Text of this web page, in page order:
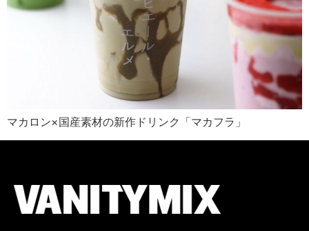
マカロン×国産素材の新作ドリンク「マカフラ」